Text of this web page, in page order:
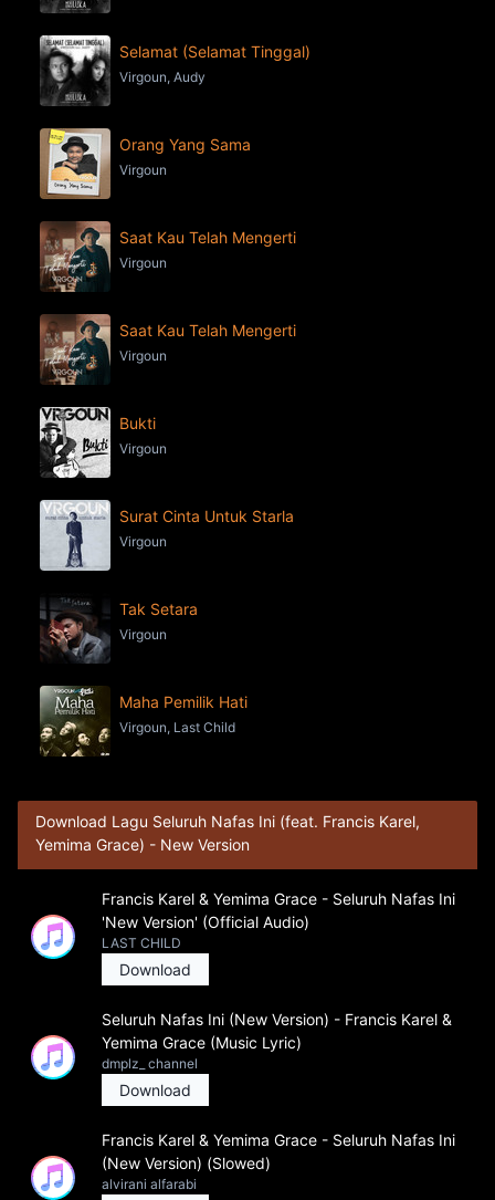
Selamat (Selamat Tinggal)
Virgoun, Audy
Orang Yang Sama
Virgoun
Saat Kau Telah Mengerti
Virgoun
Saat Kau Telah Mengerti
Virgoun
Bukti
Virgoun
Surat Cinta Untuk Starla
Virgoun
Tak Setara
Virgoun
Maha Pemilik Hati
Virgoun, Last Child
Download Lagu Seluruh Nafas Ini (feat. Francis Karel,
Yemima Grace) - New Version
Francis Karel & Yemima Grace - Seluruh Nafas Ini
'New Version' (Official Audio)
LAST CHILD
Download
Seluruh Nafas Ini (New Version) - Francis Karel &
Yemima Grace (Music Lyric)
dmplz_ channel
Download
Francis Karel & Yemima Grace - Seluruh Nafas Ini
(New Version) (Slowed)
alvirani alfarabi